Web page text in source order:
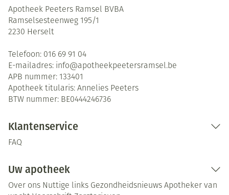
Apotheek Peeters Ramsel BVBA
Ramselsesteenweg 195/1
2230 Herselt
Telefoon: 016 69 91 04
E-mailadres: info@apotheekpeetersramsel.be
APB nummer: 133401
Apotheek titularis: Annelies Peeters
BTW nummer: BE0444246736
Klantenservice
FAQ
Uw apotheek
Over ons Nuttige links Gezondheidsnieuws Apotheker van